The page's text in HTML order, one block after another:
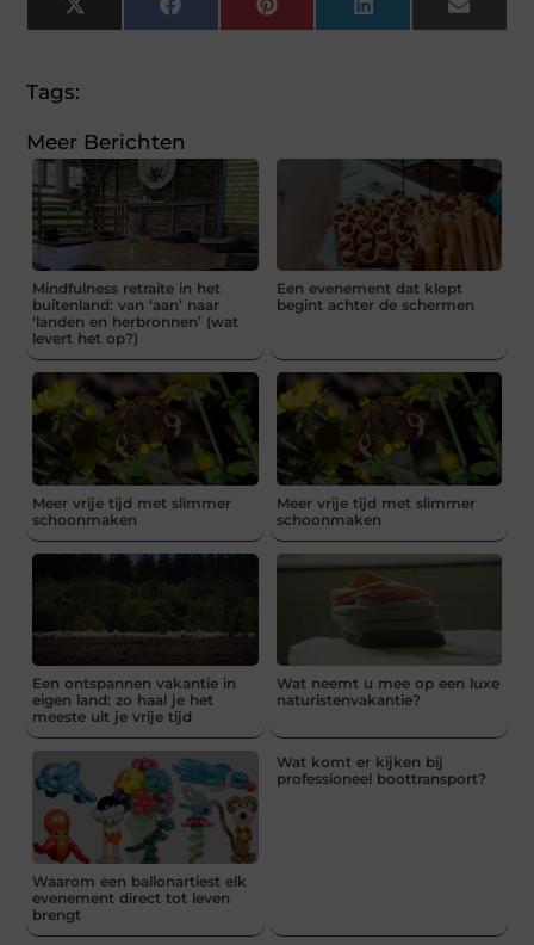
X
(Twitter)
FacebookPinterestLinkedInEmail
Tags:
Meer Berichten
Mindfulness retraite in het
buitenland: van ‘aan’ naar
‘landen en herbronnen’ (wat
levert het op?)
Een evenement dat klopt
begint achter de schermen
Meer vrije tijd met slimmer
schoonmaken
Meer vrije tijd met slimmer
schoonmaken
Een ontspannen vakantie in
eigen land: zo haal je het
meeste uit je vrije tijd
Wat neemt u mee op een luxe
naturistenvakantie?
Waarom een ballonartiest elk
evenement direct tot leven
brengt
Wat komt er kijken bij
professioneel boottransport?